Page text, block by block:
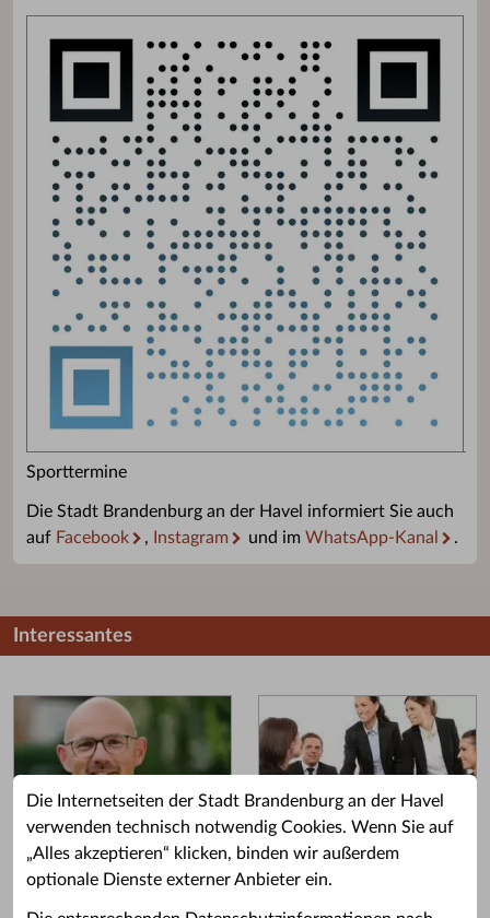
Die Internetseiten der Stadt Brandenburg an der Havel
verwenden technisch notwendig Cookies. Wenn Sie auf
„Alles akzeptieren“ klicken, binden wir außerdem
optionale Dienste externer Anbieter ein.
Sporttermine
Die Stadt Brandenburg an der Havel informiert Sie auch
auf Facebook , Instagram und im WhatsApp-Kanal .
Interessantes
Grußwort des OB